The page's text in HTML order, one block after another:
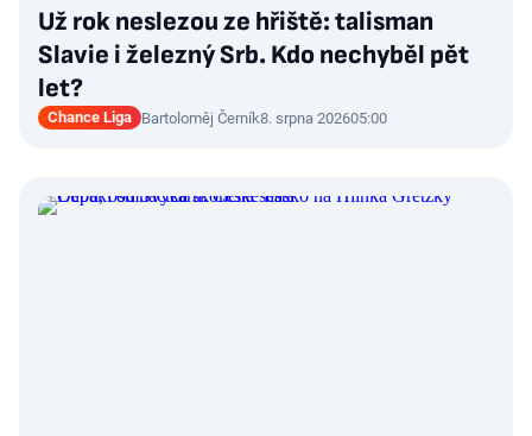
Už rok neslezou ze hřiště: talisman
Slavie i železný Srb. Kdo nechyběl pět
let?
Chance Liga Bartoloměj Černík8. srpna 202605:00